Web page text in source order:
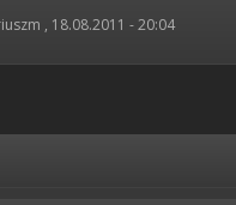
, 18.08.2011 - 20:04